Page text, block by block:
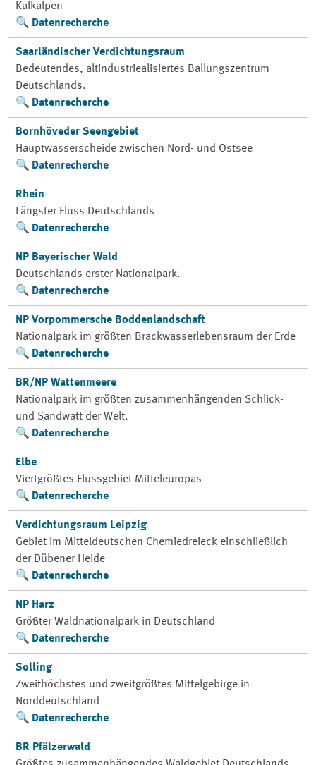
Kalkalpen
Datenrecherche
Saarländischer Verdichtungsraum
Bedeutendes, altindustriealisiertes Ballungszentrum
Deutschlands.
Datenrecherche
Bornhöveder Seengebiet
Hauptwasserscheide zwischen Nord- und Ostsee
Datenrecherche
Rhein
Längster Fluss Deutschlands
Datenrecherche
NP Bayerischer Wald
Deutschlands erster Nationalpark.
Datenrecherche
NP Vorpommersche Boddenlandschaft
Nationalpark im größten Brackwasserlebensraum der Erde
Datenrecherche
BR/NP Wattenmeere
Nationalpark im größten zusammenhängenden Schlick-
und Sandwatt der Welt.
Datenrecherche
Elbe
Viertgrößtes Flussgebiet Mitteleuropas
Datenrecherche
Verdichtungsraum Leipzig
Gebiet im Mitteldeutschen Chemiedreieck einschließlich
der Dübener Heide
Datenrecherche
NP Harz
Größter Waldnationalpark in Deutschland
Datenrecherche
Solling
Zweithöchstes und zweitgrößtes Mittelgebirge in
Norddeutschland
Datenrecherche
BR Pfälzerwald